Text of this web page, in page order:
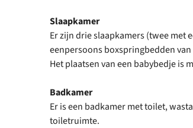
Slaapkamer
Er zijn drie slaapkamers (twee met
eenpersoons boxspringbedden
Het plaatsen van een babybedje is
Badkamer
Er is een badkamer met toilet,
toiletruimte.